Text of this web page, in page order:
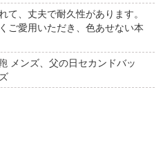
、丈夫で耐久性があります。
ご愛用いただき、色あせない本
メンズ、父の日セカンドバッ